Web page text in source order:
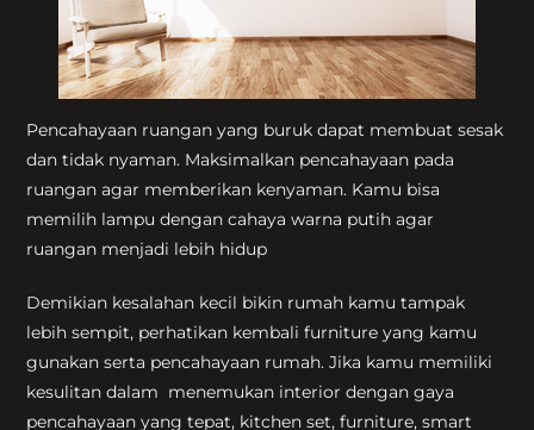
Pencahayaan ruangan yang buruk dapat membuat sesak
dan tidak nyaman. Maksimalkan pencahayaan pada
ruangan agar memberikan kenyaman. Kamu bisa
memilih lampu dengan cahaya warna putih agar
ruangan menjadi lebih hidup
Demikian kesalahan kecil bikin rumah kamu tampak
lebih sempit, perhatikan kembali furniture yang kamu
gunakan serta pencahayaan rumah. Jika kamu memiliki
kesulitan dalam menemukan interior dengan gaya
pencahayaan yang tepat, kitchen set, furniture, smart